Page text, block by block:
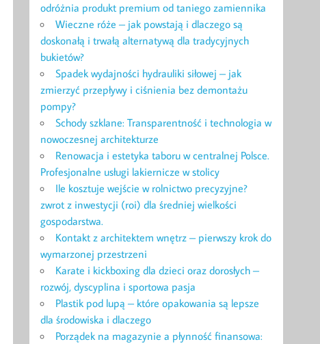
odróżnia produkt premium od taniego zamiennika
Wieczne róże – jak powstają i dlaczego są
doskonałą i trwałą alternatywą dla tradycyjnych
bukietów?
Spadek wydajności hydrauliki siłowej – jak
zmierzyć przepływy i ciśnienia bez demontażu
pompy?
Schody szklane: Transparentność i technologia w
nowoczesnej architekturze
Renowacja i estetyka taboru w centralnej Polsce.
Profesjonalne usługi lakiernicze w stolicy
Ile kosztuje wejście w rolnictwo precyzyjne?
zwrot z inwestycji (roi) dla średniej wielkości
gospodarstwa.
Kontakt z architektem wnętrz – pierwszy krok do
wymarzonej przestrzeni
Karate i kickboxing dla dzieci oraz dorosłych –
rozwój, dyscyplina i sportowa pasja
Plastik pod lupą – które opakowania są lepsze
dla środowiska i dlaczego
Porządek na magazynie a płynność finansowa: